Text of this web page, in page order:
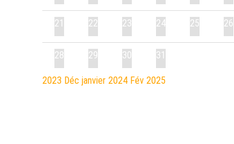
21 22 23 24 25 26
28 29 30 31
2023 Déc janvier 2024 Fév 2025